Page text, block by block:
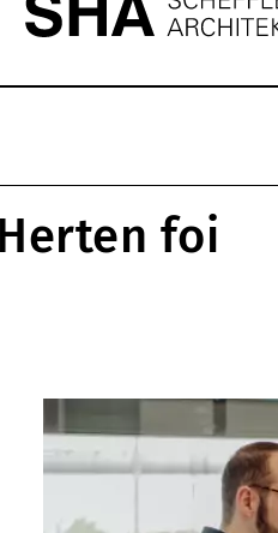
foi